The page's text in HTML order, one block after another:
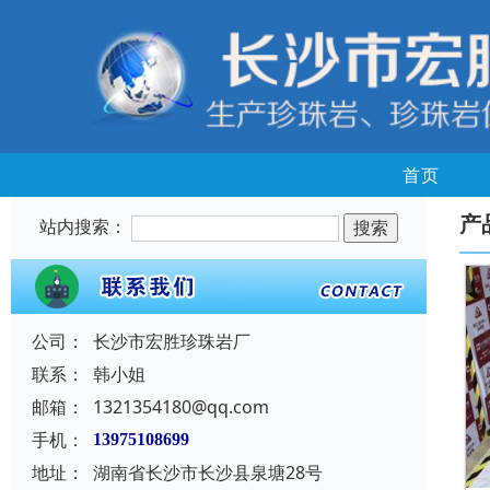
首页
站内搜索：
公司：
长沙市宏胜珍珠岩厂
联系：
韩小姐
邮箱：
1321354180@qq.com
手机：
13975108699
地址： 湖南省长沙市长沙县泉塘28号
产